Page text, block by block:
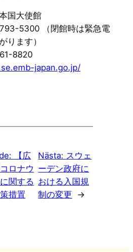
国大使館
5300 （閉館時は緊急電
ります）
8820
japan.go.jp/
【広
ロナウ
関する
措置
Nästa: スウェ
ーデン政府に
おける入国規
制の変更
→